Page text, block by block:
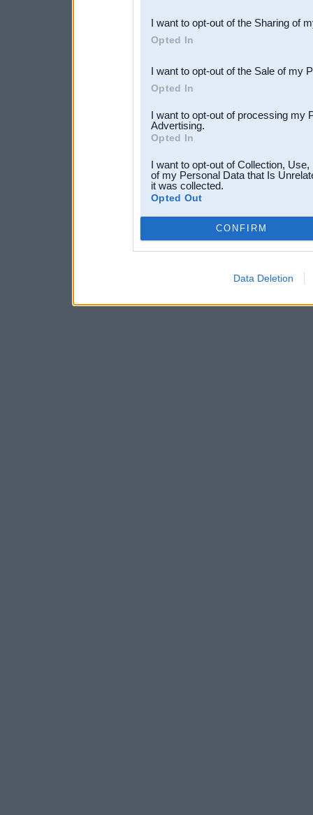
Downstream Participants
third parties.
I want to opt-out of the Sharing of
Opted In
I want to opt-out of the Sale of my
Opted In
I want to opt-out of processing my
Advertising.
Opted In
I want to opt-out of Collection,
of my Personal Data that Is
it was collected.
Opted Out
CONFIRM
Data Deletion